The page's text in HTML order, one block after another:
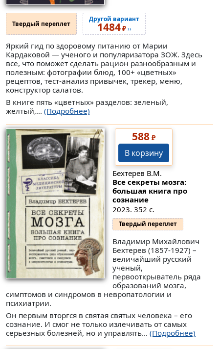
Твердый переплет
Другой вариант
1484₽››
Яркий гид по здоровому питанию от Марии
Кардаковой — ученого и популяризатора ЗОЖ. Здесь
все, что поможет сделать рацион разнообразным и
полезным: фотографии блюд, 100+ «цветных»
рецептов, тест-анализ привычек, трекер, меню,
конструктор салатов.
В книге пять «цветных» разделов: зеленый,
желтый,... (Подробнее)
588₽
В корзину
Бехтерев В.М.
Все секреты мозга:
большая книга про
сознание
2023. 352 с.
Твердый переплет
Владимир Михайлович
Бехтерев (1857-1927) –
величайший русский
ученый,
первооткрыватель ряда
образований мозга,
симптомов и синдромов в невропатологии и
психиатрии.
Он первым вторгся в святая святых человека – его
сознание. И смог не только излечивать от самых
серьезных болезней, но и управлять... (Подробнее)